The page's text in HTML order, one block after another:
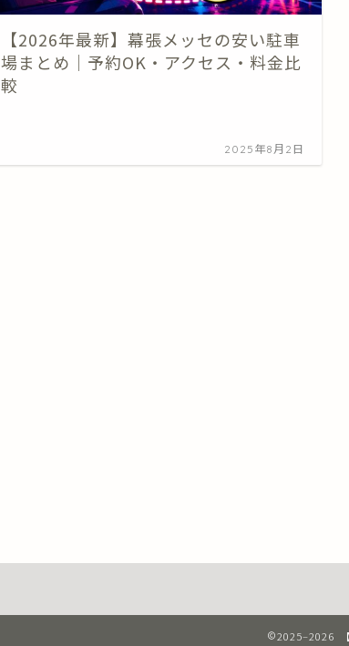
【2026年最新】幕張メッセの安い駐車
場まとめ｜予約OK・アクセス・料金比
較
2025年8月2日
2025–2026